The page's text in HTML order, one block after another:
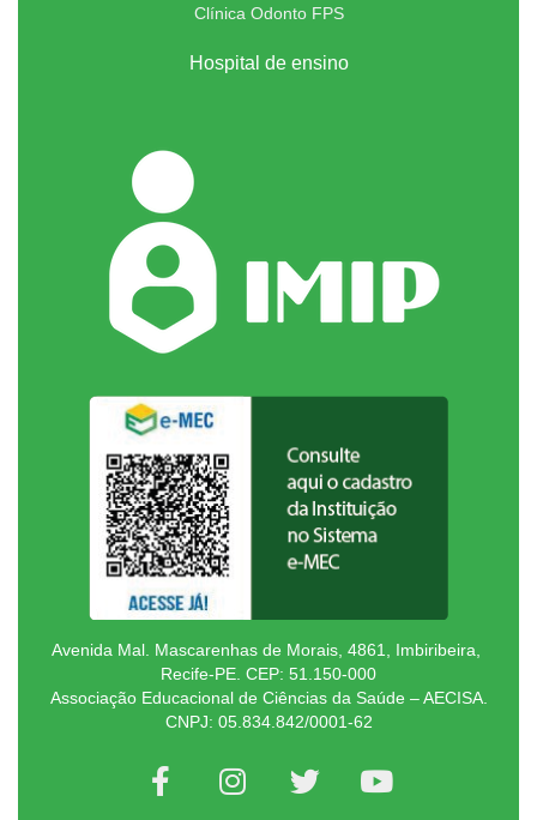
Clínica Odonto FPS
Hospital de ensino
Avenida Mal. Mascarenhas de Morais, 4861, Imbiribeira,
Recife-PE. CEP: 51.150-000
Associação Educacional de Ciências da Saúde – AECISA.
CNPJ: 05.834.842/0001-62